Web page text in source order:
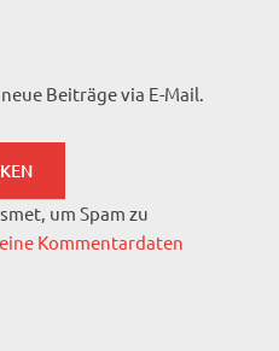
Beiträge via E-Mail.
um Spam zu
Kommentardaten